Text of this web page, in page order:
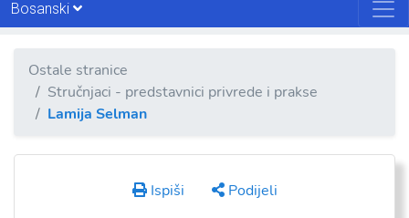
Bosanski
Ostale stranice
Stručnjaci - predstavnici privrede i prakse
Lamija Selman
Ispiši Podijeli